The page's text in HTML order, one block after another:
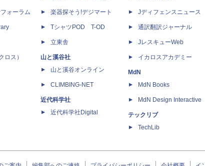
ォーラム
ロス）
楽器探そう!デジマート
TシャツPOD T-OD
立東舎
山と溪谷社
山と溪谷オンライン
CLIMBING-NET
近代科学社
近代科学社Digital
Jディフェンスニュース
通訳翻訳ジャーナル
JレスキューWeb
イカロスアカデミー
MdN
MdN Books
MdN Design Interactive
テックリブ
TechLib